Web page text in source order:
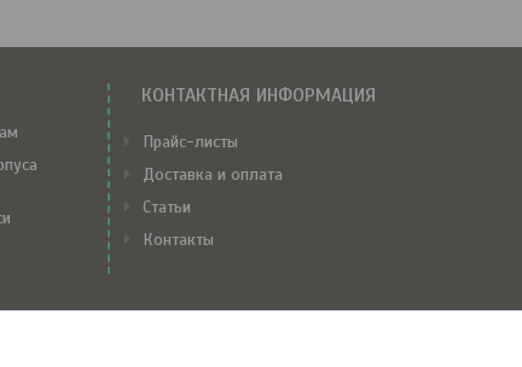
КОНТАКТНАЯ ИНФОРМАЦИЯ
Прайс-листы
Доставка и оплата
Статьи
Контакты